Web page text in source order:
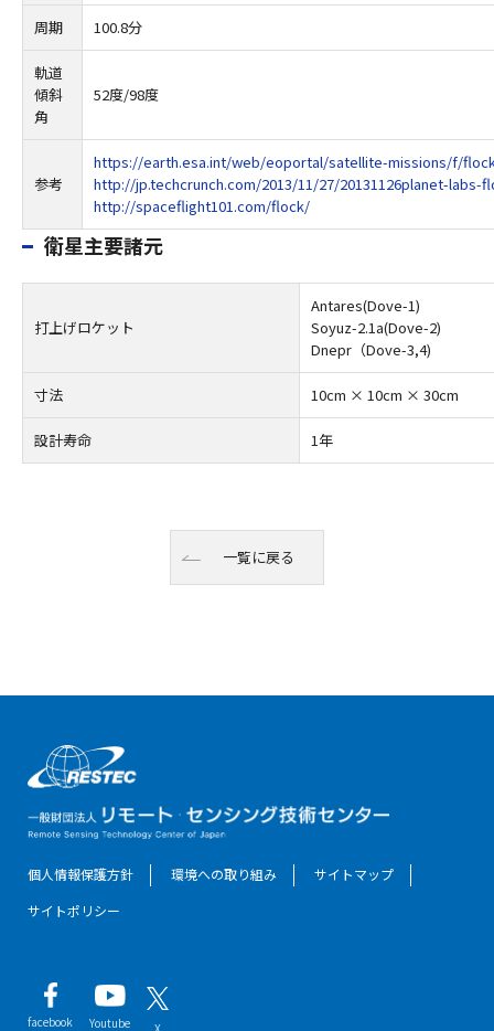
周期 100.8分
軌道
傾斜
角
52度/98度
参考
https://earth.esa.int/web/eoportal/satellite-missions/f/
http://jp.techcrunch.com/2013/11/27/20131126planet-labs-
http://spaceflight101.com/flock/
衛星主要諸元
打上げロケット
Antares(Dove-1)
Soyuz-2.1a(Dove-2)
Dnepr（Dove-3,4)
寸法 10cm × 10cm × 30cm
設計寿命 1年
一覧に戻る
個人情報保護方針 環境への取り組み
サイトマップ
サイトポリシー
facebook Youtube